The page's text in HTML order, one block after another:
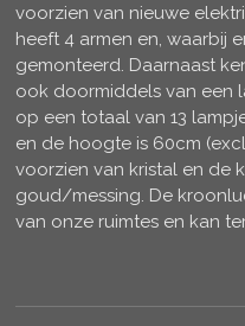
voorzien van nieuwe
heeft 4 armen en, waarbij
gemonteerd. Daarnaast
ook doormiddels van een
op een totaal van 13
en de hoogte is 60cm
voorzien van kristal en de
goud/messing. De
van onze ruimtes en kan